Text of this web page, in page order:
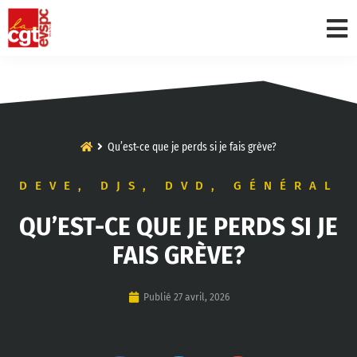
Qu’est-ce que je perds si je fais grève?
DEVE , DJS , DVD , GÉNÉRAL
QU’EST-CE QUE JE PERDS SI JE
FAIS GRÈVE?
Publié 27 avril, 2026